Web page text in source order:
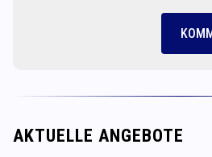
AKTUELLE ANGEBOTE